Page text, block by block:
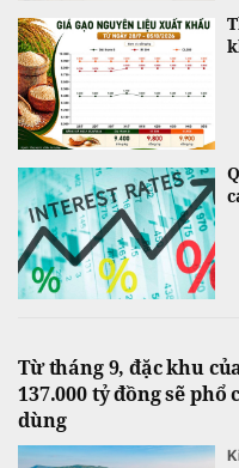
Từ tháng 9, đặc khu
137.000 tỷ đồng sẽ
dùng